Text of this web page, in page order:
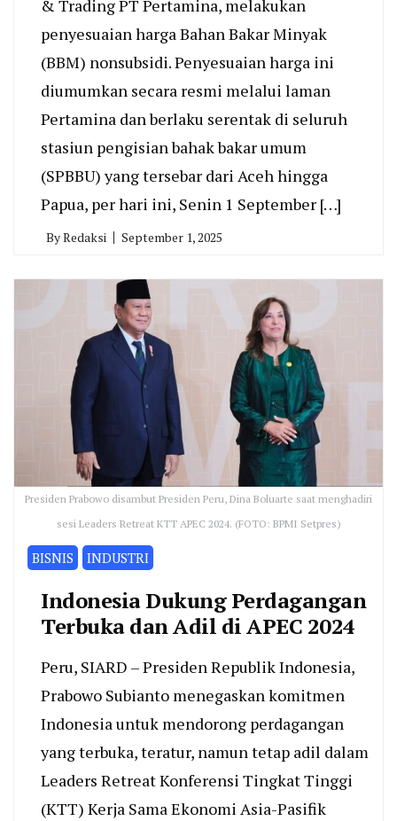
& Trading PT Pertamina, melakukan
penyesuaian harga Bahan Bakar Minyak
(BBM) nonsubsidi. Penyesuaian harga ini
diumumkan secara resmi melalui laman
Pertamina dan berlaku serentak di seluruh
stasiun pengisian bahak bakar umum
(SPBBU) yang tersebar dari Aceh hingga
Papua, per hari ini, Senin 1 September […]
ByRedaksi September 1, 2025
Presiden Prabowo disambut Presiden Peru, Dina Boluarte saat menghadiri
sesi Leaders Retreat KTT APEC 2024. (FOTO: BPMI Setpres)
BISNIS INDUSTRI
Indonesia Dukung Perdagangan
Terbuka dan Adil di APEC 2024
Peru, SIARD – Presiden Republik Indonesia,
Prabowo Subianto menegaskan komitmen
Indonesia untuk mendorong perdagangan
yang terbuka, teratur, namun tetap adil dalam
Leaders Retreat Konferensi Tingkat Tinggi
(KTT) Kerja Sama Ekonomi Asia-Pasifik